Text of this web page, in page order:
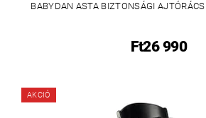
BABYDAN ASTA BIZTONSÁGI
Ft26 990
AKCIÓ